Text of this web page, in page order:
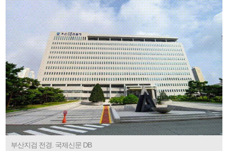
부산지검 전경. 국제신문 DB